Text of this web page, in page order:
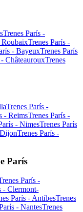
Trenes París -
RoubaixTrenes París -
- BayeuxTrenes París
ChâteaurouxTrenes
Trenes París -
- ReimsTrenes París -
- NimesTrenes París
Trenes París -
París
París -
- Clermont-
París - AntibesTrenes
- NantesTrenes